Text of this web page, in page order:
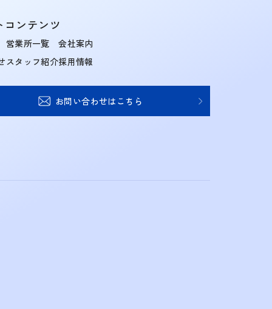
コンテンツ
営業所一覧
スタッフ紹介
会社案内
採用情報
お問い合わせはこちら